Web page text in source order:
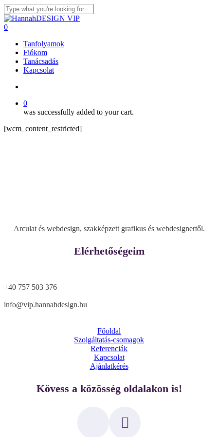
Skip
to
main
Close
Search
search
0
Tanfolyamok
Fiókom
Tanácsadás
Kapcsolat
0
was successfully added to your cart.
[wcm_content_restricted]
Arculat és webdesign, szakképzett grafikus és webdesignertől.
Elérhetőségeim
+40 757 503 376
info@vip.hannahdesign.hu
Főoldal
Szolgáltatás-csomagok
Referenciák
Kapcsolat
Ajánlatkérés
Kövess a közösség oldalakon is!